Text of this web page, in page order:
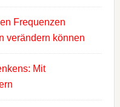
Frequenzen
verändern können
Mit